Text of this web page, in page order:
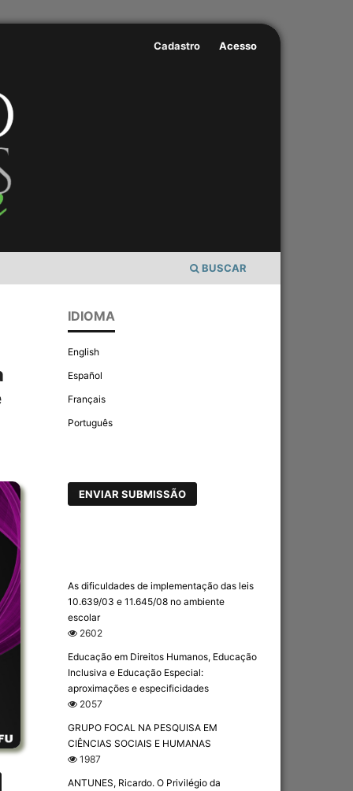
BUSCAR
Cadastro Acesso
IDIOMA
English
Español
Français
Português
ENVIAR SUBMISSÃO
As dificuldades de implementação das leis
10.639/03 e 11.645/08 no ambiente
escolar
2602
Educação em Direitos Humanos, Educação
Inclusiva e Educação Especial:
aproximações e especificidades
2057
GRUPO FOCAL NA PESQUISA EM
CIÊNCIAS SOCIAIS E HUMANAS
1987
ANTUNES, Ricardo. O Privilégio da